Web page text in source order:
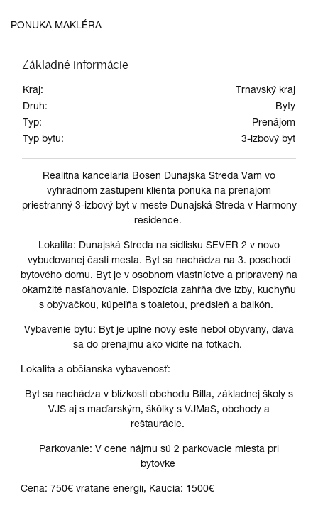
PONUKA MAKLÉRA
Základné informácie
Kraj:
Trnavský kraj
Druh:
Byty
Typ:
Prenájom
Typ bytu:
3-izbový byt
Realitná kancelária Bosen Dunajská Streda Vám vo
výhradnom zastúpení klienta ponúka na prenájom
priestranný 3-izbový byt v meste Dunajská Streda v Harmony
residence.
Lokalita: Dunajská Streda na sídlisku SEVER 2 v novo
vybudovanej časti mesta. Byt sa nachádza na 3. poschodí
bytového domu. Byt je v osobnom vlastníctve a pripravený na
okamžité nasťahovanie. Dispozícia zahŕňa dve izby, kuchyňu
s obývačkou, kúpeľňa s toaletou, predsieň a balkón.
Vybavenie bytu: Byt je úplne nový ešte nebol obývaný, dáva
sa do prenájmu ako vidíte na fotkách.
Lokalita a občianska vybavenosť:
Byt sa nachádza v blízkosti obchodu Billa, základnej školy s
VJS aj s maďarským, škôlky s VJMaS, obchody a
reštaurácie.
Parkovanie: V cene nájmu sú 2 parkovacie miesta pri
bytovke
Cena: 750€ vrátane energií, Kaucia: 1500€